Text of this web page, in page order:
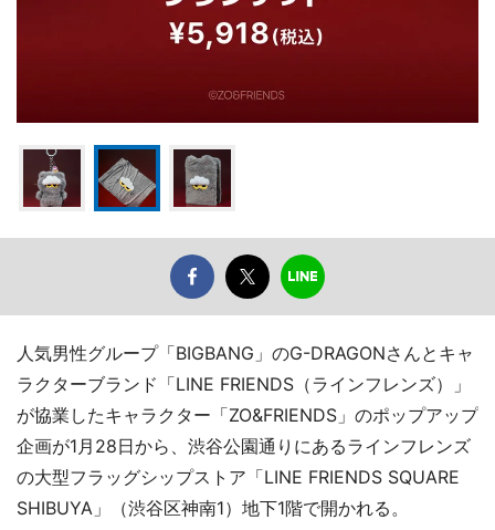
人気男性グループ「BIGBANG」のG-DRAGONさんとキャ
ラクターブランド「LINE FRIENDS（ラインフレンズ）」
が協業したキャラクター「ZO&FRIENDS」のポップアップ
企画が1月28日から、渋谷公園通りにあるラインフレンズ
の大型フラッグシップストア「LINE FRIENDS SQUARE
SHIBUYA」（渋谷区神南1）地下1階で開かれる。